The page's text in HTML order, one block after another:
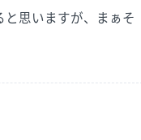
思いますが、まぁそ